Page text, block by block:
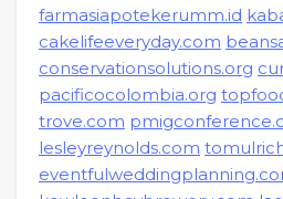
farmasiapotekerumm.id
cakelifeeveryday.com
conservationsolutions.org
pacificocolombia.org
trove.com
lesleyreynolds.com